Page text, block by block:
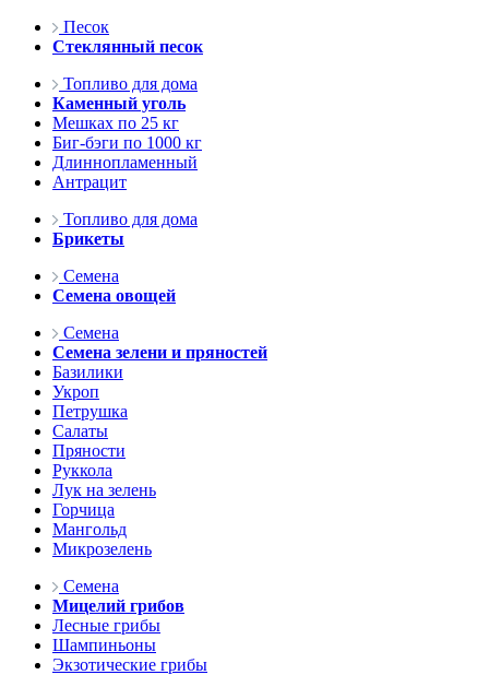
Песок
Стеклянный песок
Топливо для дома
Каменный уголь
Мешках по 25 кг
Биг-бэги по 1000 кг
Длиннопламенный
Антрацит
Топливо для дома
Брикеты
Семена
Семена овощей
Семена
Семена зелени и пряностей
Базилики
Укроп
Петрушка
Салаты
Пряности
Руккола
Лук на зелень
Горчица
Мангольд
Микрозелень
Семена
Мицелий грибов
Лесные грибы
Шампиньоны
Экзотические грибы